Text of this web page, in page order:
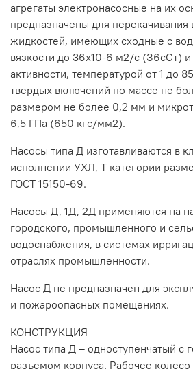
агрегаты электронасосные на их
предназначены для перекачивания
жидкостей, имеющих сходные с
вязкости до 36x10-6 м2/с (З6сСт)
активности, температурой от 1 до
твердых включений по массе не
размером не более 0,2 мм и
6,5 ГПа (650 кгс/мм2).
Насосы типа Д изготавливаются в
исполнении УХЛ, Т категории
ГОСТ 15150-69.
Насосы Д, 1Д, 2Д применяются на
городского, промышленного и
водоснабжения, в системах
отраслях промышленности.
Насос Д не предназначен для
и пожароопасных помещениях.
КОНСТРУКЦИЯ
Насос типа Д – одноступенчатый с
разъемом корпуса. Рабочее колесо